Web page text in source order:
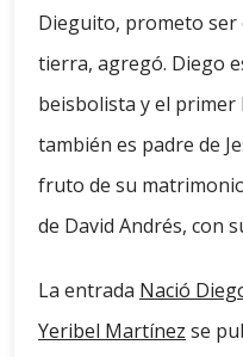
Dieguito, prometo ser
tierra, agregó. Diego
beisbolista y el primer
también es padre de
fruto de su
de David Andrés, con
La entrada Nació
Yeribel Martínez se